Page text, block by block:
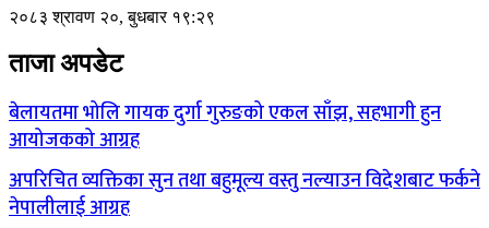
२०८३ श्रावण २०, बुधबार १९:२९
ताजा अपडेट
बेलायतमा भोलि गायक दुर्गा गुरुङको एकल साँझ, सहभागी हुन
आयोजकको आग्रह
अपरिचित व्यक्तिका सुन तथा बहुमूल्य वस्तु नल्याउन विदेशबाट फर्कने
नेपालीलाई आग्रह